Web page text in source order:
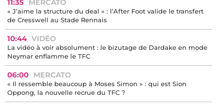
11:35 MERCATO
« J’aime la structure du deal » : l’After Foot valide le transfert
de Cresswell au Stade Rennais
10:44 VIDÉO
La vidéo à voir absolument : le bizutage de Dardake en mode
Neymar enflamme le TFC
06:00 MERCATO
« Il ressemble beaucoup à Moses Simon » : qui est Sion
Oppong, la nouvelle recrue du TFC ?